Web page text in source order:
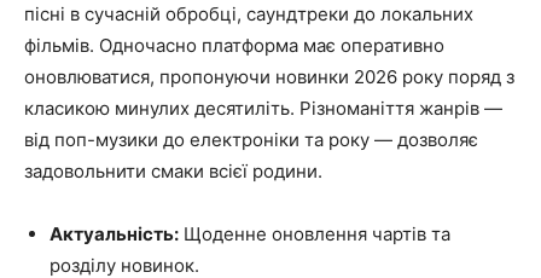
пісні в сучасній обробці, саундтреки до локальних
фільмів. Одночасно платформа має оперативно
оновлюватися, пропонуючи новинки 2026 року поряд з
класикою минулих десятиліть. Різноманіття жанрів —
від поп-музики до електроніки та року — дозволяє
задовольнити смаки всієї родини.
Актуальність: Щоденне оновлення чартів та
розділу новинок.